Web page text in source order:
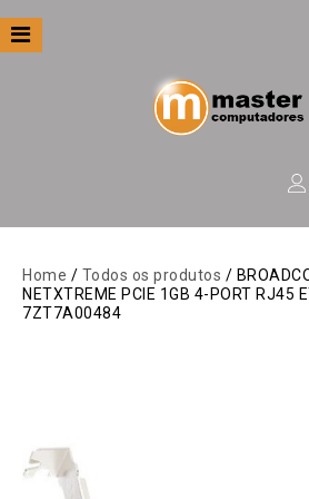
Câmeras E Drones
Escritório
Home / Todos os produtos /
NETXTREME PCIE 1GB 4-PORT RJ45
7ZT7A00484